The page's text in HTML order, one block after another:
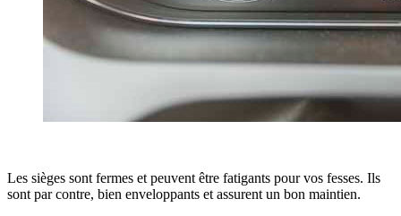
Les sièges sont fermes et peuvent être fatigants pour vos fesses. Ils
sont par contre, bien enveloppants et assurent un bon maintien.